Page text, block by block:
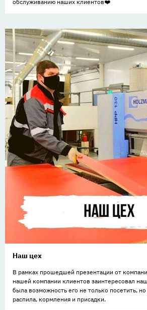
обслуживанию наших клиентов❤️
Наш цех
В рамках прошедшей презентации от
нашей компании клиентов заинтересовал
была возможность его не только посетить,
распила, кормления и присадки.